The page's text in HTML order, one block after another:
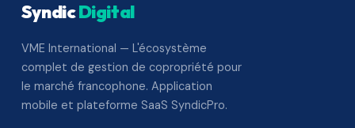
SyndicDigital
VME International — L'écosystème
complet de gestion de copropriété pour
le marché francophone. Application
mobile et plateforme SaaS SyndicPro.